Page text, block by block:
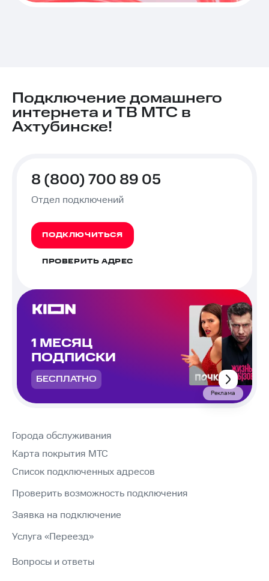
Подключение домашнего
интернета и ТВ МТС в
Ахтубинске!
8 (800) 700 89 05
Отдел подключений
ПОДКЛЮЧИТЬСЯ
ПРОВЕРИТЬ АДРЕС
1 МЕСЯЦ
ПОДПИСКИ
БЕСПЛАТНО
Реклама
Города обслуживания
Карта покрытия МТС
Список подключенных адресов
Проверить возможность подключения
Заявка на подключение
Услуга «Переезд»
Вопросы и ответы